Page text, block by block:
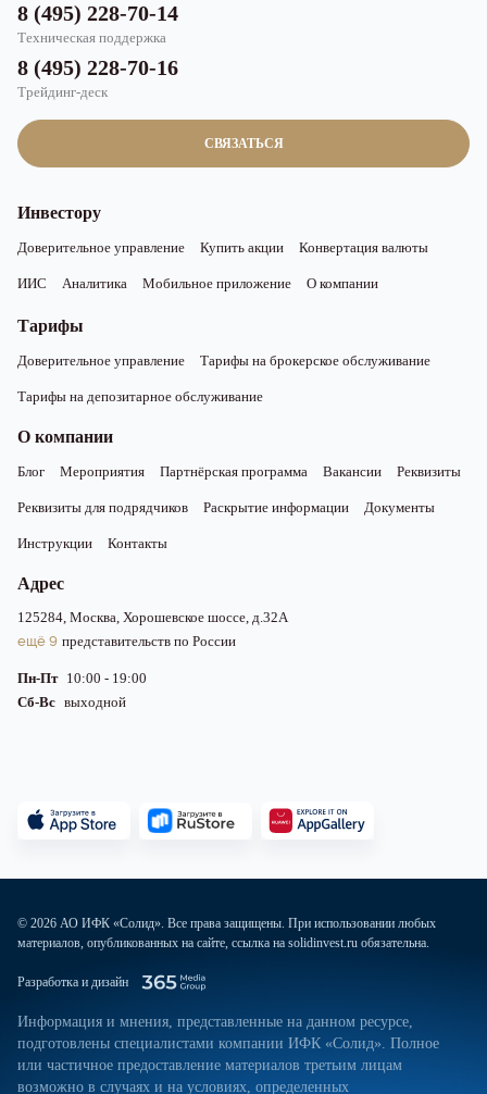
СВЯЗАТЬСЯ
8 (495) 228-70-14
Техническая поддержка
8 (495) 228-70-16
Трейдинг-деск
Инвестору
Доверительное управление Купить акции Конвертация валюты
ИИС Аналитика Мобильное приложение О компании
Тарифы
Доверительное управление Тарифы на брокерское обслуживание
Тарифы на депозитарное обслуживание
О компании
Блог Мероприятия Партнёрская программа Вакансии Реквизиты
Реквизиты для подрядчиков Раскрытие информации Документы
Инструкции Контакты
Адрес
125284, Москва, Хорошевское шоссе, д.32А
ещё 9 представительств по России
Пн-Пт 10:00 - 19:00
Сб-Вс выходной
© 2026 АО ИФК «Солид». Все права защищены. При использовании любых
материалов, опубликованных на сайте, ссылка на solidinvest.ru обязательна.
Разработка и дизайн
Информация и мнения, представленные на данном ресурсе,
подготовлены специалистами компании ИФК «Солид». Полное
или частичное предоставление материалов третьим лицам
возможно в случаях и на условиях, определенных